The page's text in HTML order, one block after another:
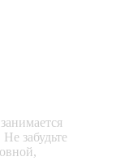
забудьте